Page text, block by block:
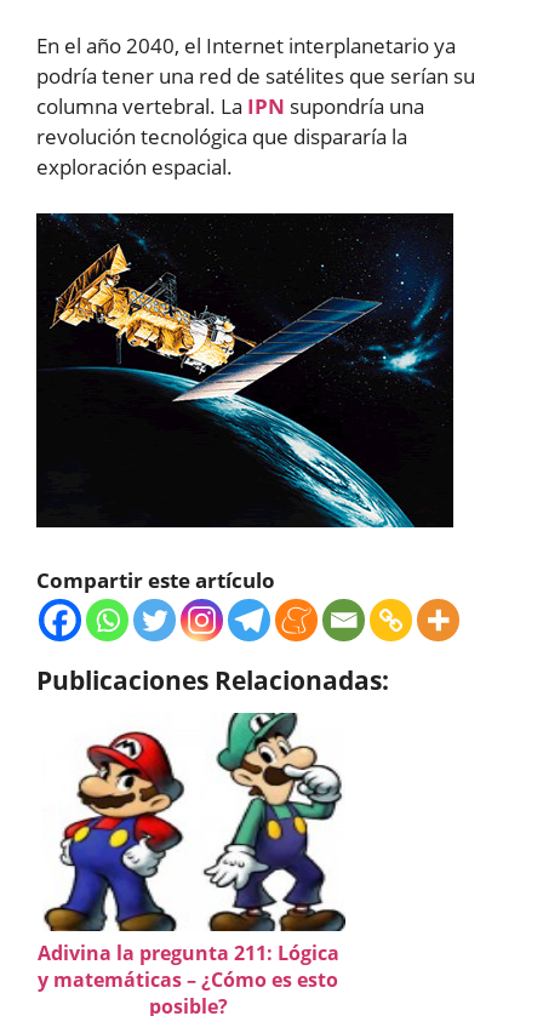
En el año 2040, el Internet interplanetario ya
podría tener una red de satélites que serían su
columna vertebral. La IPN supondría una
revolución tecnológica que dispararía la
exploración espacial.
Compartir este artículo
Publicaciones Relacionadas:
Adivina la pregunta 211: Lógica
y matemáticas – ¿Cómo es esto
posible?